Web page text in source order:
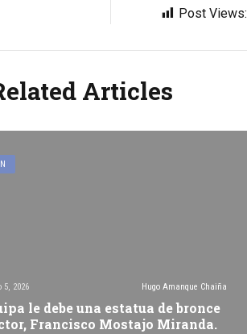
Post Views:
Articles
5, 2026 Hugo Amanque Chaiña
le debe una estatua de bronce
Francisco Mostajo Miranda.